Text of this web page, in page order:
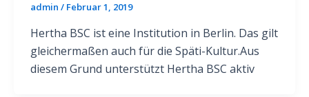
admin / Februar 1, 2019
Hertha BSC ist eine Institution in Berlin. Das gilt
gleichermaßen auch für die Späti-Kultur.Aus
diesem Grund unterstützt Hertha BSC aktiv